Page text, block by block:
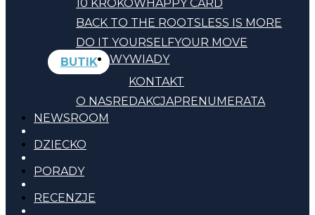
10 KROKÓWHAPPY CARD
BACK TO THE ROOTSLESS IS MORE
DO IT YOURSELFYOUR MOVE
BUTIK
KONTAKT
O NASREDAKCJAPRENUMERATA
WYWIADY
NEWSROOM
DZIECKO
PORADY
RECENZJE